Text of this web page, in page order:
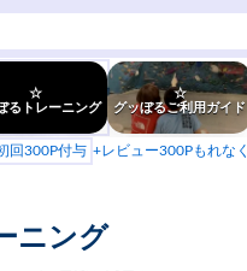
☆
るトレーニング
☆
グッぼるご利用ガイド
回300P付与 +レビュー300Pもれなく
ニング